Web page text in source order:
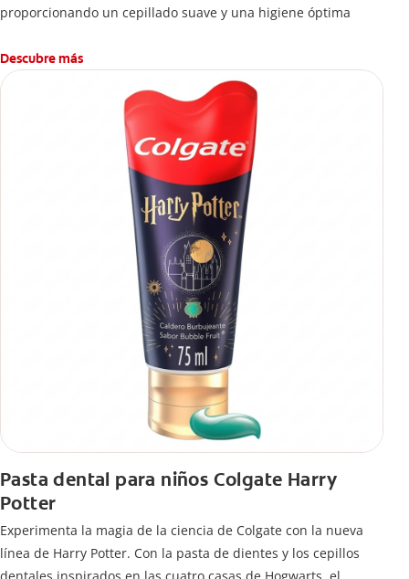
proporcionando un cepillado suave y una higiene óptima
Descubre más
Pasta dental para niños Colgate Harry
Potter
Experimenta la magia de la ciencia de Colgate con la nueva
línea de Harry Potter. Con la pasta de dientes y los cepillos